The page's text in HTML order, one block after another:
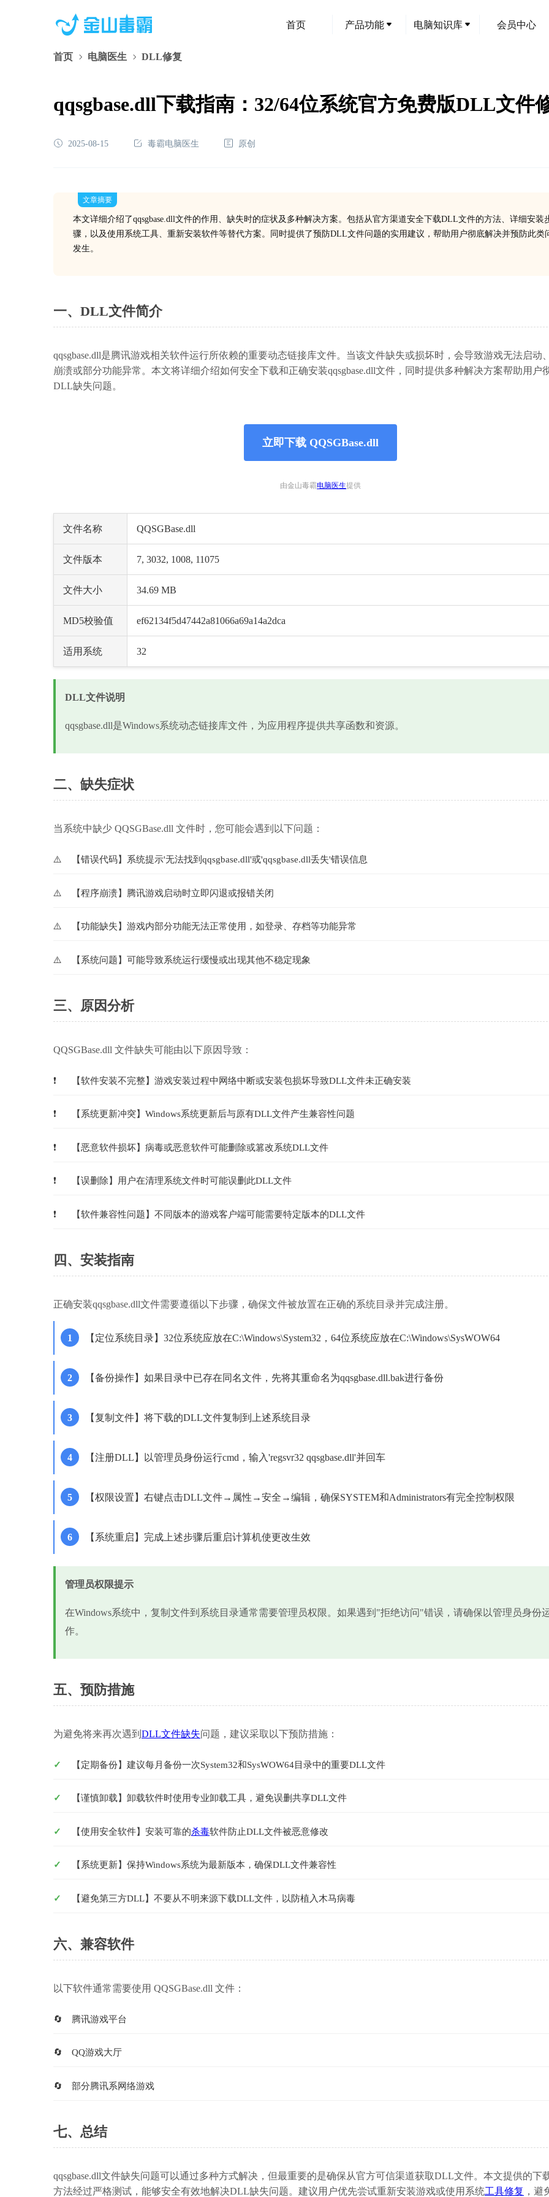
首页 产品功能 电脑知识库 会员中心
首页 电脑医生 DLL修复
qqsgbase.dll下载指南：32/64位系统官方免费版DLL文件
2025-08-15 毒霸电脑医生 原创
文章摘要
本文详细介绍了qqsgbase.dll文件的作用、缺失时的症状及多种解决方案。包括从官方渠道安全下载DLL文件的方法、详细安装
骤，以及使用系统工具、重新安装软件等替代方案。同时提供了预防DLL文件问题的实用建议，帮助用户彻底解决并预防此类
发生。
一、DLL文件简介
qqsgbase.dll是腾讯游戏相关软件运行所依赖的重要动态链接库文件。当该文件缺失或损坏时，会导致游戏无法启动
崩溃或部分功能异常。本文将详细介绍如何安全下载和正确安装qqsgbase.dll文件，同时提供多种解决方案帮助用户
DLL缺失问题。
立即下载 QQSGBase.dll
由金山毒霸电脑医生提供
文件名称 QQSGBase.dll
文件版本 7, 3032, 1008, 11075
文件大小 34.69 MB
MD5校验值 ef62134f5d47442a81066a69a14a2dca
适用系统 32
DLL文件说明
qqsgbase.dll是Windows系统动态链接库文件，为应用程序提供共享函数和资源。
二、缺失症状
当系统中缺少 QQSGBase.dll 文件时，您可能会遇到以下问题：
【错误代码】系统提示'无法找到qqsgbase.dll'或'qqsgbase.dll丢失'错误信息
【程序崩溃】腾讯游戏启动时立即闪退或报错关闭
【功能缺失】游戏内部分功能无法正常使用，如登录、存档等功能异常
【系统问题】可能导致系统运行缓慢或出现其他不稳定现象
三、原因分析
QQSGBase.dll 文件缺失可能由以下原因导致：
【软件安装不完整】游戏安装过程中网络中断或安装包损坏导致DLL文件未正确安装
【系统更新冲突】Windows系统更新后与原有DLL文件产生兼容性问题
【恶意软件损坏】病毒或恶意软件可能删除或篡改系统DLL文件
【误删除】用户在清理系统文件时可能误删此DLL文件
【软件兼容性问题】不同版本的游戏客户端可能需要特定版本的DLL文件
四、安装指南
正确安装qqsgbase.dll文件需要遵循以下步骤，确保文件被放置在正确的系统目录并完成注册。
【定位系统目录】32位系统应放在C:\Windows\System32，64位系统应放在C:\Windows\SysWOW64
【备份操作】如果目录中已存在同名文件，先将其重命名为qqsgbase.dll.bak进行备份
【复制文件】将下载的DLL文件复制到上述系统目录
【注册DLL】以管理员身份运行cmd，输入'regsvr32 qqsgbase.dll'并回车
【权限设置】右键点击DLL文件→属性→安全→编辑，确保SYSTEM和Administrators有完全控制权限
【系统重启】完成上述步骤后重启计算机使更改生效
管理员权限提示
在Windows系统中，复制文件到系统目录通常需要管理员权限。如果遇到"拒绝访问"错误，请确保以管理员身份
作。
五、预防措施
为避免将来再次遇到 DLL文件缺失问题，建议采取以下预防措施：
【定期备份】建议每月备份一次System32和SysWOW64目录中的重要DLL文件
【谨慎卸载】卸载软件时使用专业卸载工具，避免误删共享DLL文件
【使用安全软件】安装可靠的杀毒软件防止DLL文件被恶意修改
【系统更新】保持Windows系统为最新版本，确保DLL文件兼容性
【避免第三方DLL】不要从不明来源下载DLL文件，以防植入木马病毒
六、兼容软件
以下软件通常需要使用 QQSGBase.dll 文件：
腾讯游戏平台
QQ游戏大厅
部分腾讯系网络游戏
七、总结
qqsgbase.dll文件缺失问题可以通过多种方式解决，但最重要的是确保从官方可信渠道获取DLL文件。本文提供的下
方法经过严格测试，能够安全有效地解决DLL缺失问题。建议用户优先尝试重新安装游戏或使用系统工具修复 ，避